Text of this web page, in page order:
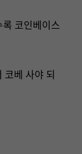
코인베이스
코베 사야 되